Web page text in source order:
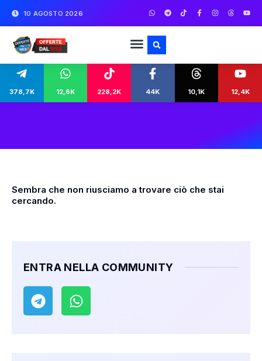
10 AGOSTO 2026
378,7K 12,6K 228,2K 44K 10,1K 12,4K
Sembra che non riusciamo a trovare ciò che stai
cercando.
ENTRA NELLA COMMUNITY